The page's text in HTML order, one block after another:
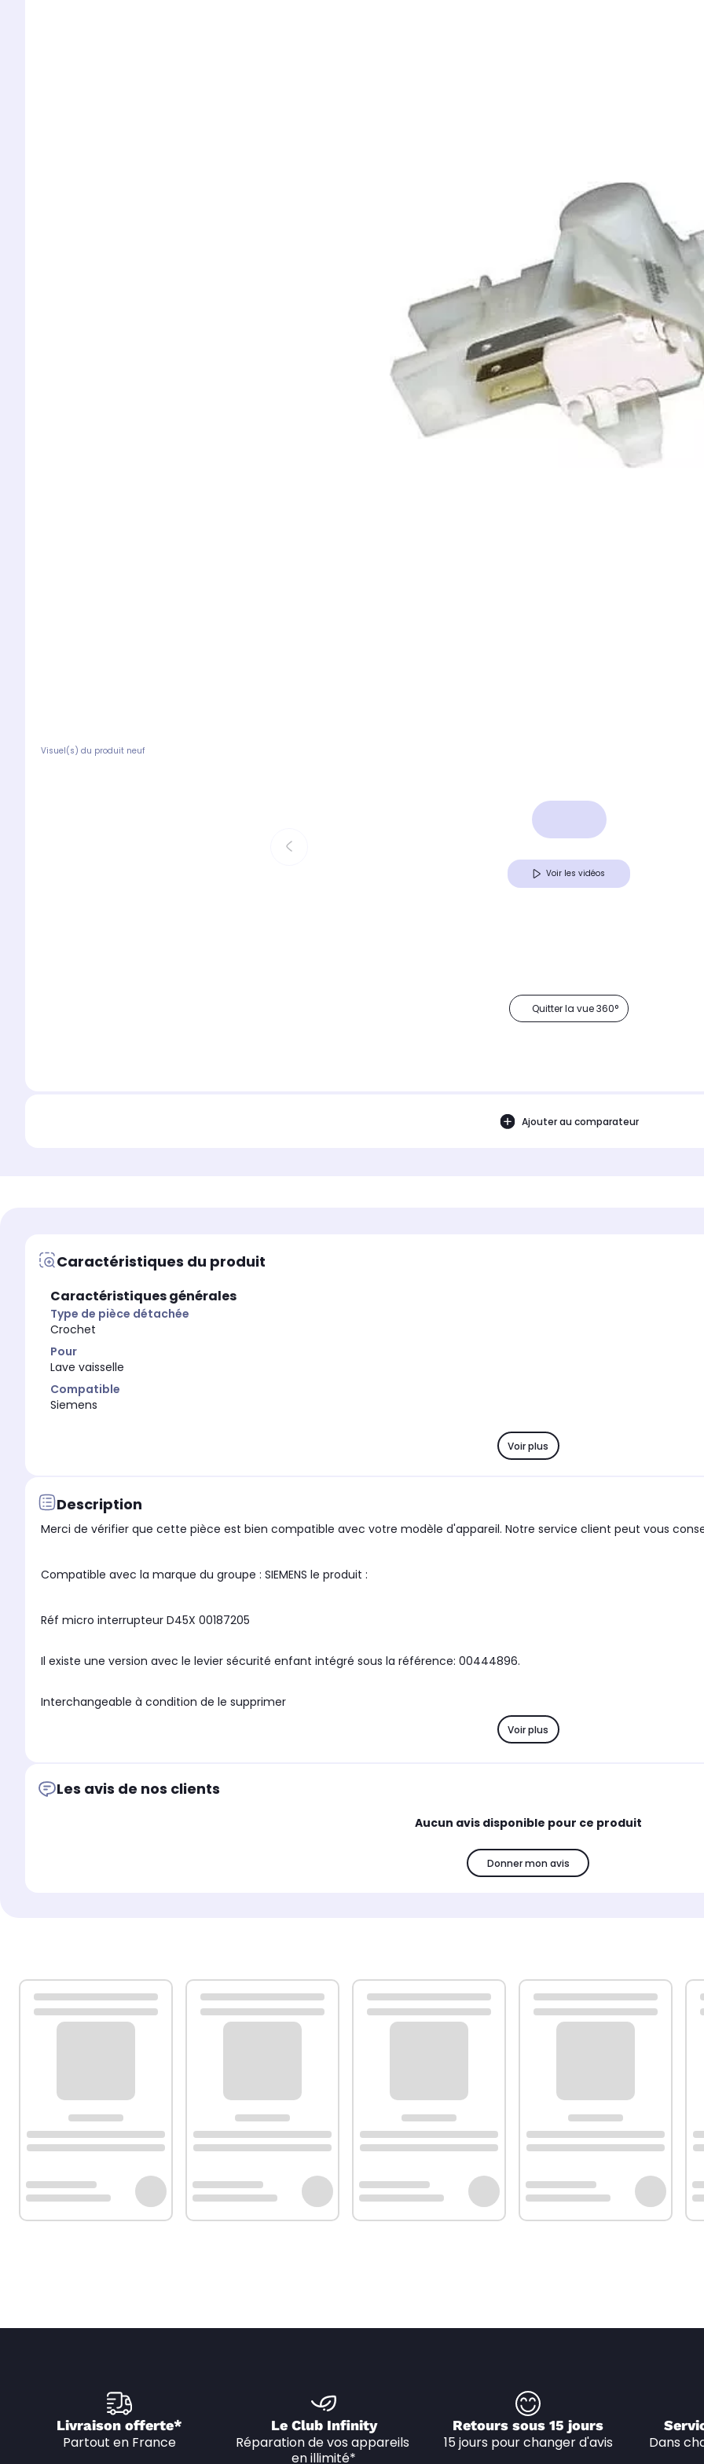
Visuel(s) du produit neuf
Voir les vidéos
Quitter la vue 360°
Ajouter au comparateur
Caractéristiques du produit
Caractéristiques générales
Type de pièce détachée
Crochet
Pour
Lave vaisselle
Compatible
Siemens
Voir plus
Description
Merci de vérifier que cette pièce est bien compatible avec votre modèle d'appareil. Notre service client peut vous
Compatible avec la marque du groupe : SIEMENS le produit :
Réf micro interrupteur D45X 00187205
Il existe une version avec le levier sécurité enfant intégré sous la référence: 00444896.
Interchangeable à condition de le supprimer
Information :
Compatibilité :
Voir plus
Les avis de nos clients
Aucun avis disponible pour ce produit
Donner mon avis
Livraison offerte*
Partout en France
Le Club Infinity
Réparation de vos appareils
en illimité*
Retours sous 15 jours
15 jours pour changer d'avis
Dans